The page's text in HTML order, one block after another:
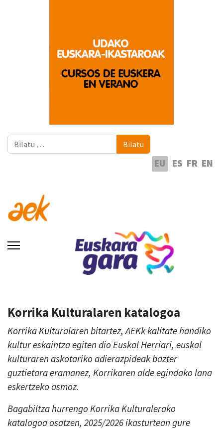
Bilatu Bilatu
EU ES FR EN
Korrika Kulturalaren katalogoa
Korrika Kulturalaren bitartez, AEKk kalitate handiko
kultur eskaintza egiten dio Euskal Herriari, euskal
kulturaren askotariko adierazpideak bazter
guztietara eramanez, Korrikaren alde egindako lana
eskertzeko asmoz.
Bagabiltza hurrengo Korrika Kulturalerako
katalogoa osatzen, 2025/2026 ikasturtean gure